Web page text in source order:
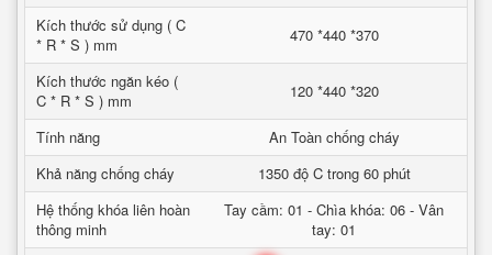
Kích thước sử dụng ( C
* R * S ) mm
470 *440 *370
Kích thước ngăn kéo (
C * R * S ) mm
120 *440 *320
Tính năng
An Toàn chống cháy
Khả năng chống cháy
1350 độ C trong 60 phút
Hệ thống khóa liên hoàn
thông minh
Tay cầm: 01 - Chìa khóa: 06 - Vân
tay: 01